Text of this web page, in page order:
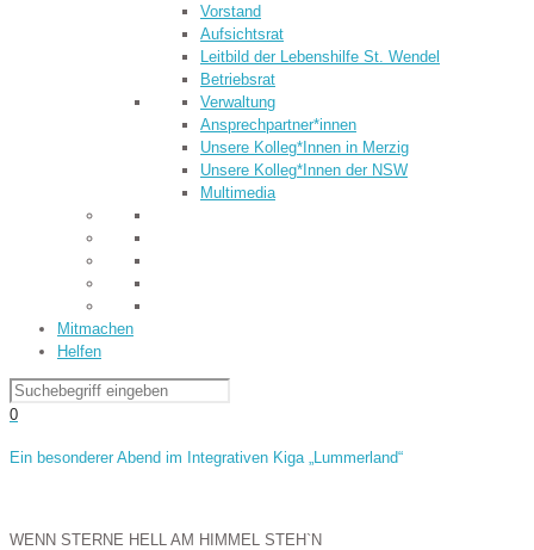
Vorstand
Aufsichtsrat
Leitbild der Lebenshilfe St. Wendel
Betriebsrat
Verwaltung
Ansprechpartner*innen
Unsere Kolleg*Innen in Merzig
Unsere Kolleg*Innen der NSW
Multimedia
Mitmachen
Helfen
0
Ein besonderer Abend im Integrativen Kiga „Lummerland“
WENN STERNE HELL AM HIMMEL STEH`N